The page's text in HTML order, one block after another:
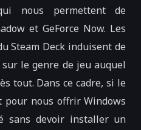
nous permettent de
et GeForce Now. Les
Steam Deck induisent de
le genre de jeu auquel
tout. Dans ce cadre, si le
pour nous offrir Windows
sans devoir installer un